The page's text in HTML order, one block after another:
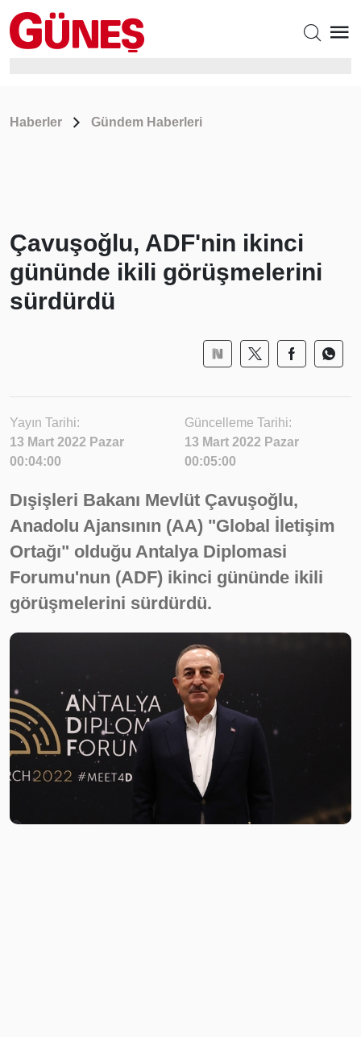
Haberler Gündem Haberleri
Çavuşoğlu, ADF'nin ikinci
gününde ikili görüşmelerini
sürdürdü
Yayın Tarihi:
13 Mart 2022 Pazar
00:04:00
Güncelleme Tarihi:
13 Mart 2022 Pazar
00:05:00
Dışişleri Bakanı Mevlüt Çavuşoğlu,
Anadolu Ajansının (AA) "Global İletişim
Ortağı" olduğu Antalya Diplomasi
Forumu'nun (ADF) ikinci gününde ikili
görüşmelerini sürdürdü.